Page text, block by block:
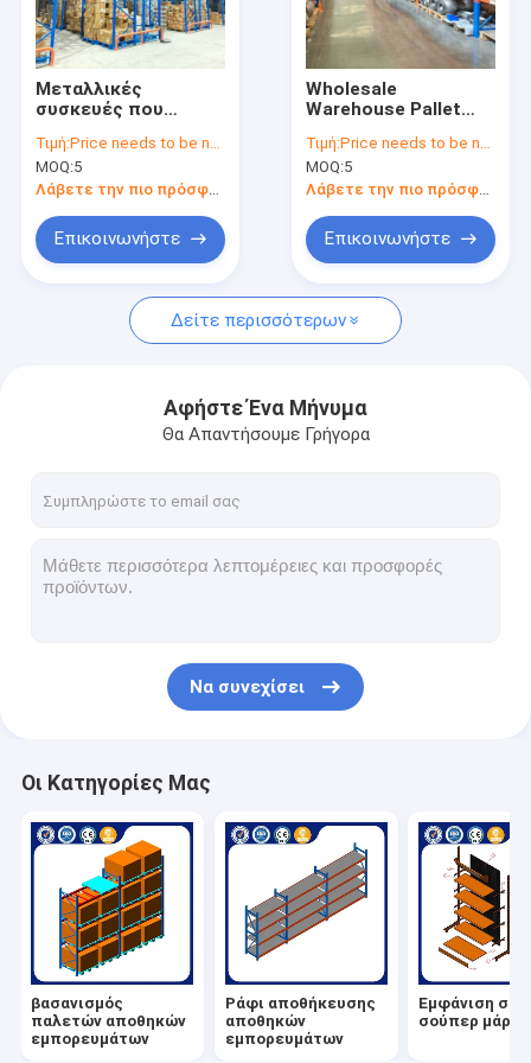
Σχετικά με εμάς
Επισκεψή εργοστασίου
Επικοινωνήστε μαζί μας
Ειδήσεις
Ζητήστε Προσφορά
βασανισμός παλετών αποθηκών εμπορευμάτων
Ράφι αποθήκευσης αποθηκών εμπορευμάτων
Πρόβολο Racking
Οδηγήστε σε ράφια
Ράφι με ημιώθιο
Πλατφόρμα δομών χάλυβα
HDPE πλαστική παλέτα
χάλυβα
Μεταλλικές
συσκευές που
για την κατασκευή
και τη μεταφορά
υλικών
Τιμή:Price needs to be negotiated
MOQ:5
Λάβετε την πιο πρόσφατη τιμή
Επικοινωνήστε
Wholesale
Warehouse Pallet
Storage Racks
Warehouse Shelving
For Sale
Τιμή:Price needs to be negotiated
MOQ:5
Λάβετε την πιο πρόσφατη τιμή
Επικοινωνήστε
Δείτε περισσότερων
Αφήστε Ένα Μήνυμα
Θα Απαντήσουμε Γρήγορα
Να συνεχίσει
Οι Κατηγορίες Μας
βασανισμός
παλετών αποθηκών
εμπορευμάτων
Ράφι αποθήκευσης
αποθηκών
εμπορευμάτων
Εμφάνιση σε
σούπερ